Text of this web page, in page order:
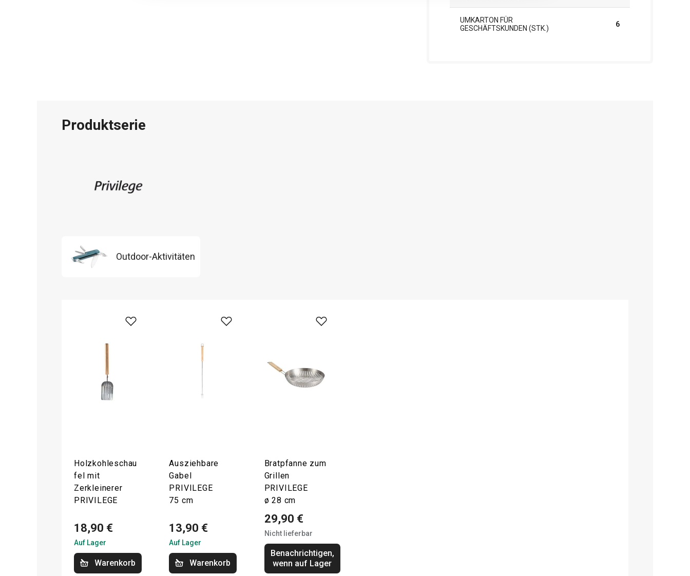
UMKARTON FÜR
GESCHÄFTSKUNDEN (STK.)
6
Produktserie
Outdoor-Aktivitäten
Holzkohleschau
fel mit
Zerkleinerer
PRIVILEGE
18,90 €
Auf Lager
Warenkorb
Ausziehbare
Gabel
PRIVILEGE
75 cm
13,90 €
Auf Lager
Warenkorb
Bratpfanne zum
Grillen
PRIVILEGE
ø 28 cm
29,90 €
Nicht lieferbar
Benachrichtigen,
wenn auf Lager